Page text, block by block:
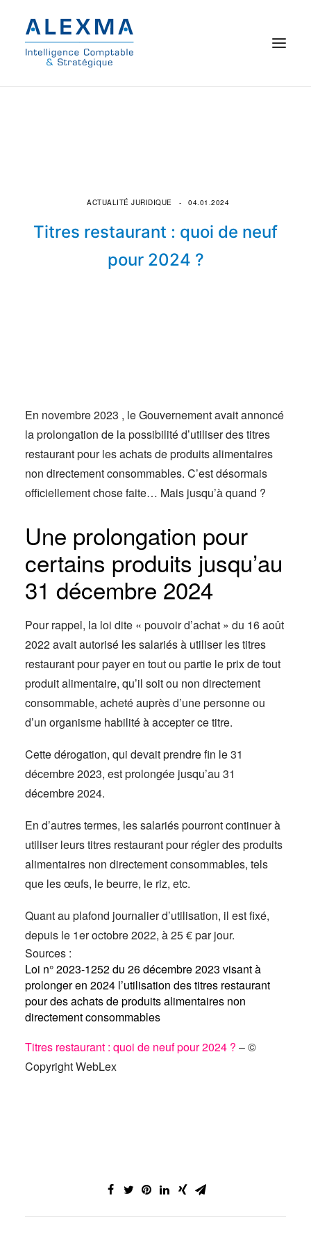
Commissariat aux comptes
On parle de nous
© 2021 Alexma
Titres restaurant : quoi de neuf
pour 2024 ?
04.01.2024
ACTUALITÉ JURIDIQUE
En novembre 2023 , le Gouvernement avait annoncé
la prolongation de la possibilité d’utiliser des titres
restaurant pour les achats de produits alimentaires
non directement consommables. C’est désormais
officiellement chose faite… Mais jusqu’à quand ?
Une prolongation pour
certains produits jusqu’au
31 décembre 2024
Pour rappel, la loi dite « pouvoir d’achat » du 16 août
2022 avait autorisé les salariés à utiliser les titres
restaurant pour payer en tout ou partie le prix de tout
produit alimentaire, qu’il soit ou non directement
consommable, acheté auprès d’une personne ou
d’un organisme habilité à accepter ce titre.
Cette dérogation, qui devait prendre fin le 31
décembre 2023, est prolongée jusqu’au 31
décembre 2024.
En d’autres termes, les salariés pourront continuer à
utiliser leurs titres restaurant pour régler des produits
alimentaires non directement consommables, tels
que les œufs, le beurre, le riz, etc.
Quant au plafond journalier d’utilisation, il est fixé,
depuis le 1er octobre 2022, à 25 € par jour.
Sources :
Loi n° 2023-1252 du 26 décembre 2023 visant à
prolonger en 2024 l’utilisation des titres restaurant
pour des achats de produits alimentaires non
directement consommables
Titres restaurant : quoi de neuf pour 2024 ? – ©
Copyright WebLex